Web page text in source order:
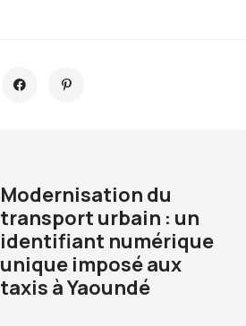
Modernisation du
transport urbain : un
identifiant numérique
unique imposé aux
taxis à Yaoundé